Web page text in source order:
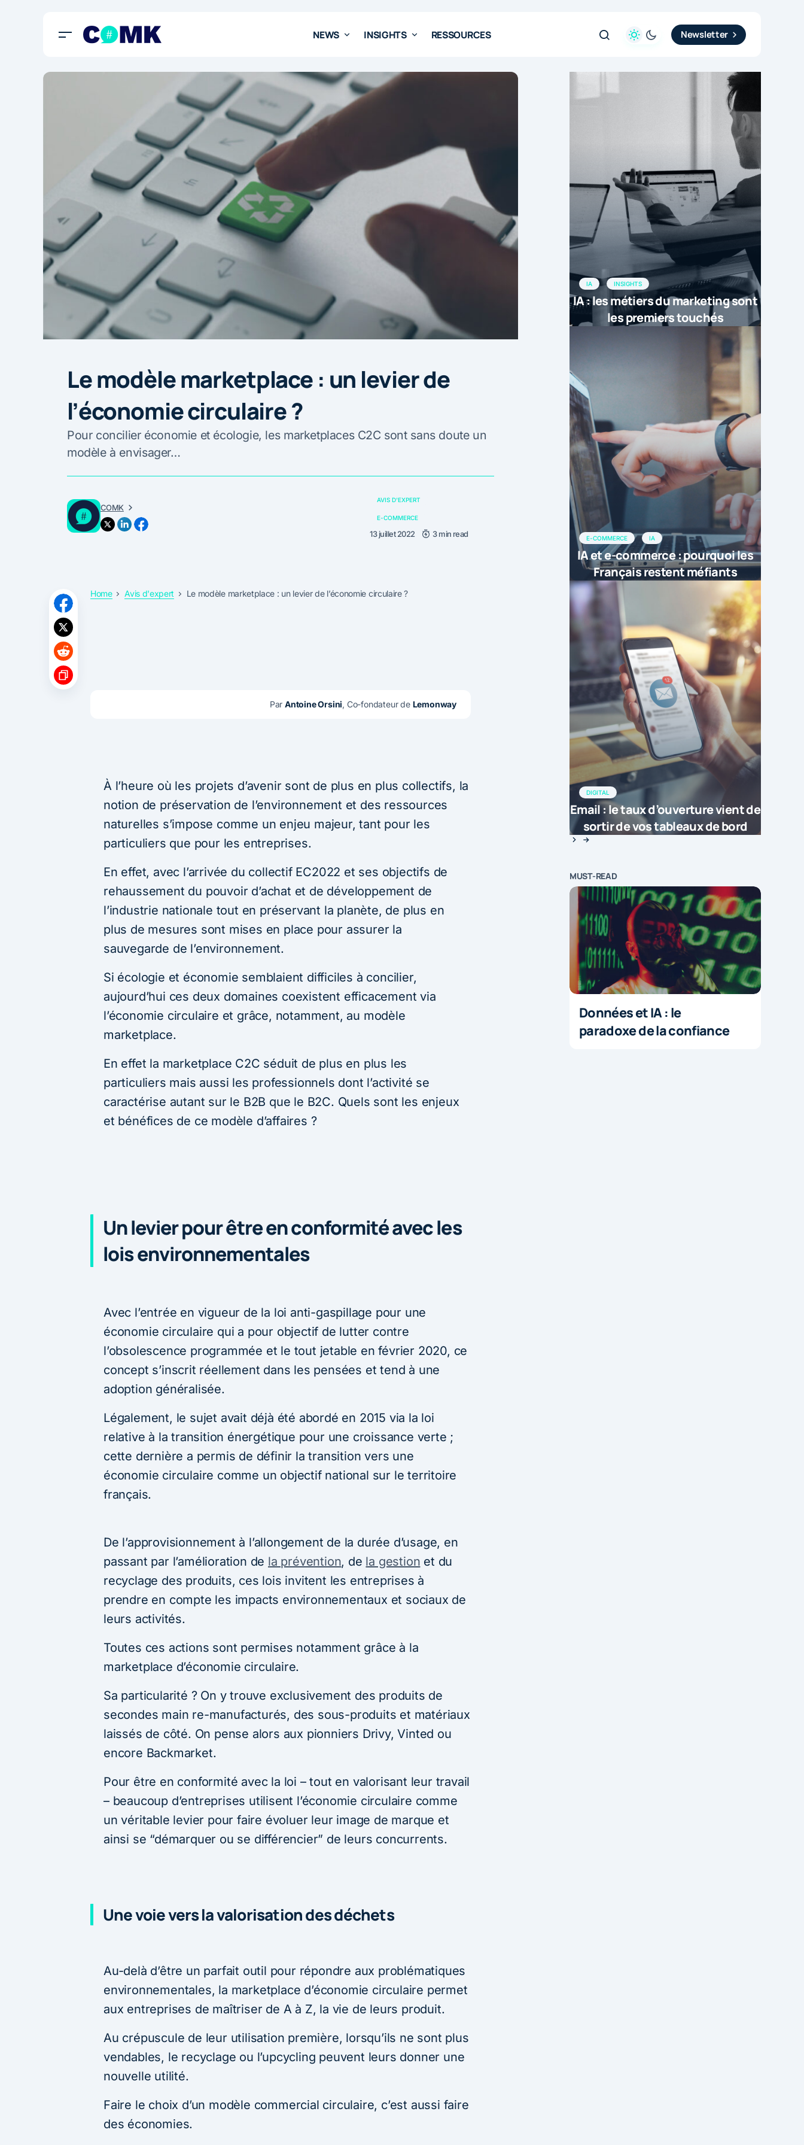
NEWS INSIGHTS RESSOURCES Newsletter
Le modèle marketplace : un levier de
l’économie circulaire ?
Pour concilier économie et écologie, les marketplaces C2C sont sans doute un
modèle à envisager…
COMK
AVIS D'EXPERT
E-COMMERCE
13 juillet 2022 3 min read
Home Avis d'expert Le modèle marketplace : un levier de l’économie circulaire ?
Par Antoine Orsini, Co-fondateur de Lemonway
À l’heure où les projets d’avenir sont de plus en plus collectifs, la
notion de préservation de l’environnement et des ressources
naturelles s’impose comme un enjeu majeur, tant pour les
particuliers que pour les entreprises.
En effet, avec l’arrivée du collectif EC2022 et ses objectifs de
rehaussement du pouvoir d’achat et de développement de
l’industrie nationale tout en préservant la planète, de plus en
plus de mesures sont mises en place pour assurer la
sauvegarde de l’environnement.
Si écologie et économie semblaient difficiles à concilier,
aujourd’hui ces deux domaines coexistent efficacement via
l’économie circulaire et grâce, notamment, au modèle
marketplace.
En effet la marketplace C2C séduit de plus en plus les
particuliers mais aussi les professionnels dont l’activité se
caractérise autant sur le B2B que le B2C. Quels sont les enjeux
et bénéfices de ce modèle d’affaires ?
Un levier pour être en conformité avec les
lois environnementales
Avec l’entrée en vigueur de la loi anti-gaspillage pour une
économie circulaire qui a pour objectif de lutter contre
l’obsolescence programmée et le tout jetable en février 2020, ce
concept s’inscrit réellement dans les pensées et tend à une
adoption généralisée.
Légalement, le sujet avait déjà été abordé en 2015 via la loi
relative à la transition énergétique pour une croissance verte ;
cette dernière a permis de définir la transition vers une
économie circulaire comme un objectif national sur le territoire
français.
De l’approvisionnement à l’allongement de la durée d’usage, en
passant par l’amélioration de la prévention, de la gestion et du
recyclage des produits, ces lois invitent les entreprises à
prendre en compte les impacts environnementaux et sociaux de
leurs activités.
Toutes ces actions sont permises notamment grâce à la
marketplace d’économie circulaire.
Sa particularité ? On y trouve exclusivement des produits de
secondes main re-manufacturés, des sous-produits et matériaux
laissés de côté. On pense alors aux pionniers Drivy, Vinted ou
encore Backmarket.
Pour être en conformité avec la loi – tout en valorisant leur travail
– beaucoup d’entreprises utilisent l’économie circulaire comme
un véritable levier pour faire évoluer leur image de marque et
ainsi se “démarquer ou se différencier” de leurs concurrents.
Une voie vers la valorisation des déchets
Au-delà d’être un parfait outil pour répondre aux problématiques
environnementales, la marketplace d’économie circulaire permet
aux entreprises de maîtriser de A à Z, la vie de leurs produit.
Au crépuscule de leur utilisation première, lorsqu’ils ne sont plus
vendables, le recyclage ou l’upcycling peuvent leurs donner une
nouvelle utilité.
Faire le choix d’un modèle commercial circulaire, c’est aussi faire
des économies.
IA INSIGHTS
IA : les métiers du marketing sont
les premiers touchés
E-COMMERCE IA
IA et e-commerce : pourquoi les
Français restent méfiants
DIGITAL
Email : le taux d’ouverture vient de
sortir de vos tableaux de bord
MUST-READ
Données et IA : le
paradoxe de la confiance